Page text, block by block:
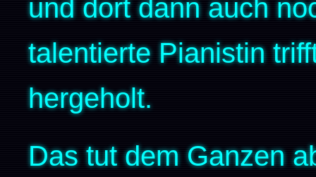
und dort dann auch
talentierte Pianistin
hergeholt.
Das tut dem Ganzen